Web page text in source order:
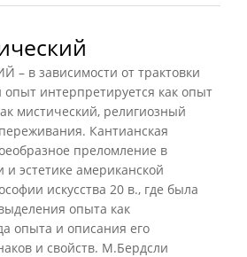
в зависимости от трактовки
опыт интерпретируется как опыт
мистический, религиозный
Кантианская
преломление в
эстетике американской
искусства 20 в., где была
опыта как
опыта и описания его
и свойств. М.Бердсли